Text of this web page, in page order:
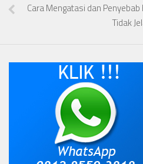
Cara Mengatasi dan Penyebab
Tidak